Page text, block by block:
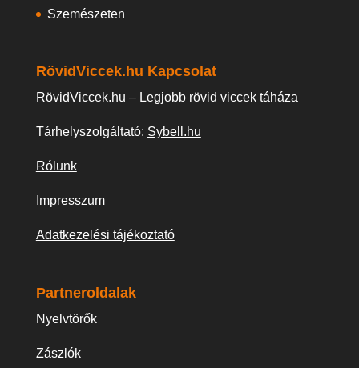
Szemészeten
RövidViccek.hu Kapcsolat
RövidViccek.hu – Legjobb rövid viccek táháza
Tárhelyszolgáltató: Sybell.hu
Rólunk
Impresszum
Adatkezelési tájékoztató
Partneroldalak
Nyelvtörők
Zászlók